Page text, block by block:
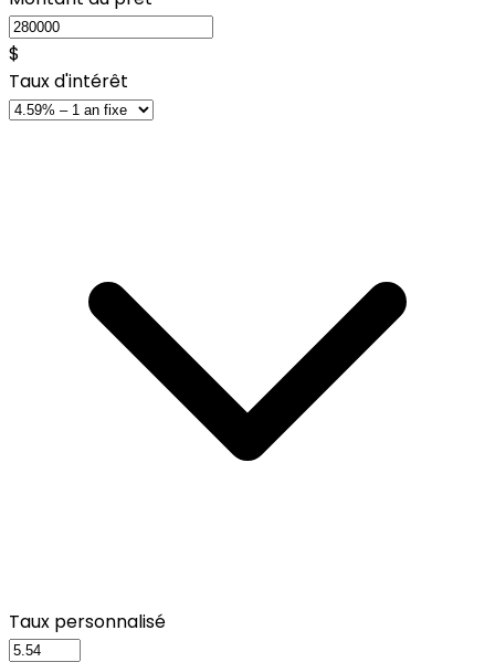
$
Taux d'intérêt
Taux personnalisé